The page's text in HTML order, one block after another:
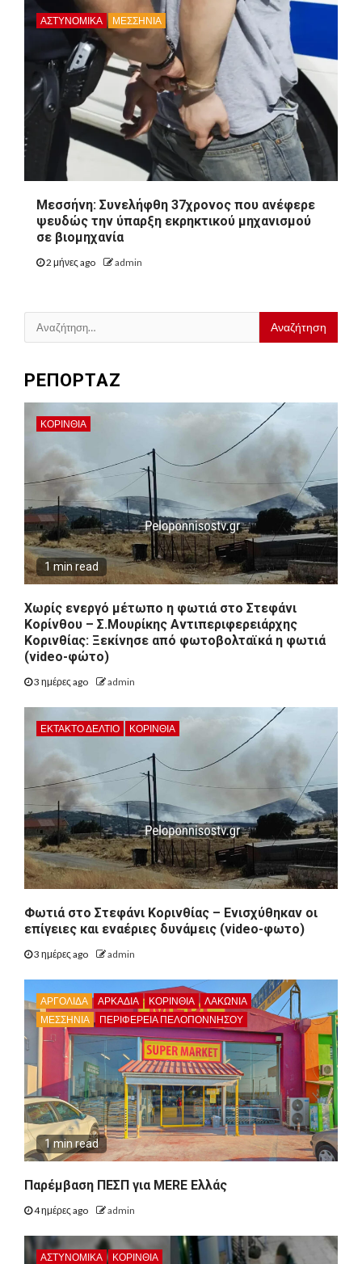
ΑΣΤΥΝΟΜΙΚΑ ΜΕΣΣΗΝΙΑ
Μεσσήνη: Συνελήφθη 37χρονος που ανέφερε
ψευδώς την ύπαρξη εκρηκτικού μηχανισμού
σε βιομηχανία
2 μήνες ago admin
Αναζήτηση
για:
ΡΕΠΟΡΤΑΖ
ΚΟΡΙΝΘΊΑ
1 min read
Χωρίς ενεργό μέτωπο η φωτιά στο Στεφάνι
Κορίνθου – Σ.Μουρίκης Αντιπεριφερειάρχης
Κορινθίας: Ξεκίνησε από φωτοβολταϊκά η φωτιά
(video-φώτο)
3 ημέρες ago admin
ΕΚΤΑΚΤΟ ΔΕΛΤΙΟ ΚΟΡΙΝΘΊΑ
Φωτιά στο Στεφάνι Κορινθίας – Ενισχύθηκαν οι
επίγειες και εναέριες δυνάμεις (video-φωτο)
3 ημέρες ago admin
ΑΡΓΟΛΙΔΑ ΑΡΚΑΔΊΑ ΚΟΡΙΝΘΊΑ
ΛΑΚΩΝΙΑ
ΜΕΣΣΗΝΙΑ
ΠΕΡΙΦΈΡΕΙΑ ΠΕΛΟΠΟΝΝΉΣΟΥ
1 min read
Παρέμβαση ΠΕΣΠ για MERE Ελλάς
4 ημέρες ago admin
ΑΣΤΥΝΟΜΙΚΑ ΚΟΡΙΝΘΊΑ